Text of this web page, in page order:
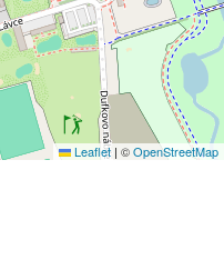
Leaflet | ©OpenStreetMap